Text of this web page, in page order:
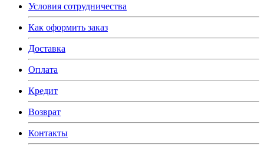
Условия сотрудничества
Как оформить заказ
Доставка
Оплата
Кредит
Возврат
Контакты